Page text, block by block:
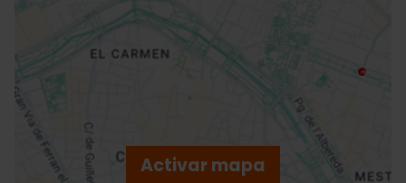
Activar mapa